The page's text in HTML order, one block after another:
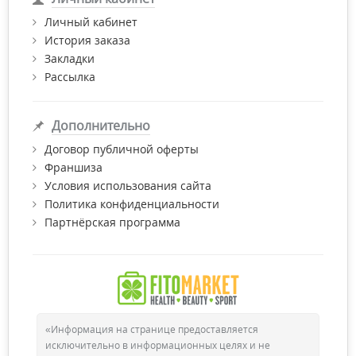
вдохновляют компанию на дальнейшее развитие и
увеличение ассортимента. Продукция изготавливается из
натурального импортного (немецкого, американского) и
украинского сырья высокого качества.
Потребителями их продукции являются как начинающие
Купить продукцию Евро Плюс по самой выгодной цене с
доставкой по Киеву и Украине Вы можете в нашем
интернет-магазине "Фитомаркет".
Желаем Вам приятных покупок!
Личный кабинет
История заказа
Закладки
Рассылка
Дополнительно
Договор публичной оферты
Франшиза
Условия использования сайта
Политика конфиденциальности
Партнёрская программа
«Информация на странице предоставляется
исключительно в информационных целях и не